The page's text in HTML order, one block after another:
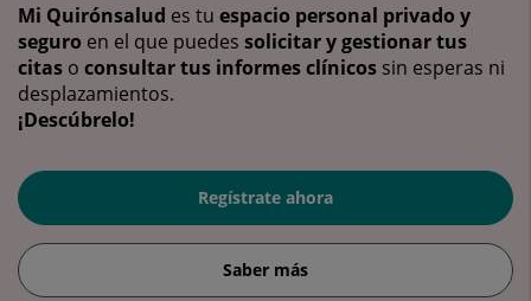
Mi Quirónsalud es tu espacio personal privado y
seguro en el que puedes solicitar y gestionar tus
citas o consultar tus informes clínicos sin esperas ni
desplazamientos.
¡Descúbrelo!
Regístrate ahora
Saber más